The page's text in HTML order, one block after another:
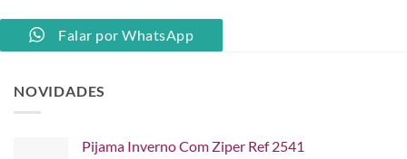
Falar por WhatsApp
NOVIDADES
Pijama Inverno Com Ziper Ref 2541